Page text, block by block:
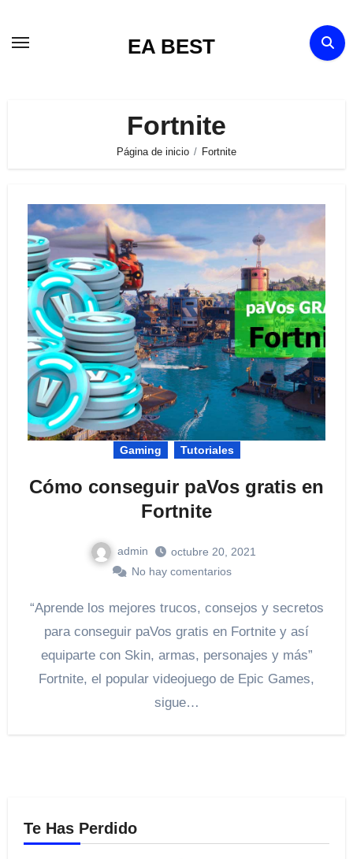
EA BEST
Fortnite
Página de inicio Fortnite
Gaming Tutoriales
Cómo conseguir paVos gratis en
Fortnite
admin
octubre 20, 2021
No hay comentarios
“Aprende los mejores trucos, consejos y secretos
para conseguir paVos gratis en Fortnite y así
equiparte con Skin, armas, personajes y más”
Fortnite, el popular videojuego de Epic Games,
sigue…
Te Has Perdido